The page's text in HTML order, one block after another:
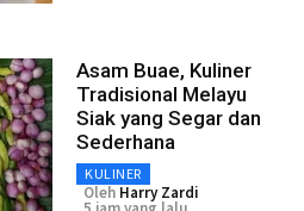
Asam Buae, Kuliner
Tradisional Melayu
Siak yang Segar dan
Sederhana
KULINER
Oleh Harry Zardi